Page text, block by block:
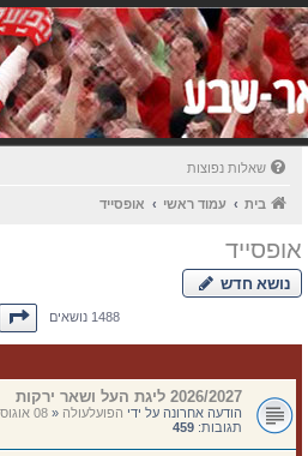
שאלות נפוצות
בית עמוד ראשי אופסייד
אופסייד
נושא חדש
1488 נושאיםדף1מתוך60
2026/2027 ליגת העל ושאר ירקות
הודעה אחרונה על ידי הפועלעולה«08 אוגוסט 2026, 19:56
תגובות: 459